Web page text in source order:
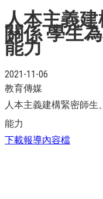
人本主義
關係 學生
能力
2021-11-06
教育傳媒
人本主義建構緊密師生
能力
下載報導內容檔